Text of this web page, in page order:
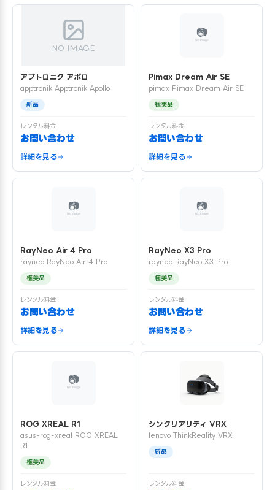
NO IMAGE
アプトロニク アポロ
apptronik Apptronik Apollo
新品
レンタル料金
お問い合わせ
詳細を見る
Pimax Dream Air SE
pimax Pimax Dream Air SE
極美品
レンタル料金
お問い合わせ
詳細を見る
RayNeo Air 4 Pro
rayneo RayNeo Air 4 Pro
極美品
レンタル料金
お問い合わせ
詳細を見る
RayNeo X3 Pro
rayneo RayNeo X3 Pro
極美品
レンタル料金
お問い合わせ
詳細を見る
ROG XREAL R1
asus-rog-xreal ROG XREAL
R1
極美品
レンタル料金
シンクリアリティ VRX
lenovo ThinkReality VRX
新品
レンタル料金